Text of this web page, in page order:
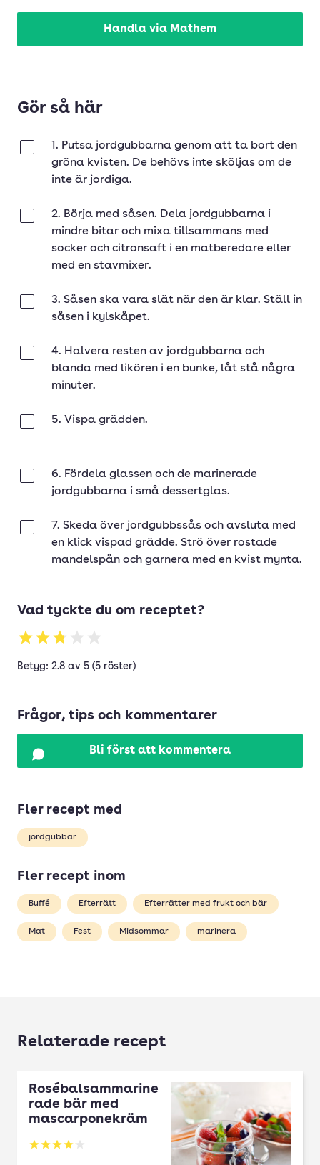
Handla via Mathem
Gör så här
1. Putsa jordgubbarna genom att ta bort den
gröna kvisten. De behövs inte sköljas om de
inte är jordiga.
2. Börja med såsen. Dela jordgubbarna i
mindre bitar och mixa tillsammans med
socker och citronsaft i en matberedare eller
med en stavmixer.
3. Såsen ska vara slät när den är klar. Ställ in
såsen i kylskåpet.
4. Halvera resten av jordgubbarna och
blanda med likören i en bunke, låt stå några
minuter.
5. Vispa grädden.
6. Fördela glassen och de marinerade
jordgubbarna i små dessertglas.
7. Skeda över jordgubbssås och avsluta med
en klick vispad grädde. Strö över rostade
mandelspån och garnera med en kvist mynta.
Vad tyckte du om receptet?
Betyg: 2.8 av 5 (5 röster)
Frågor, tips och kommentarer
Bli först att kommentera
Fler recept med
jordgubbar
Fler recept inom
Buffé Efterrätt Efterrätter med frukt och bär
Mat Fest Midsommar marinera
Relaterade recept
Rosébalsammarine
rade bär med
mascarponekräm
Betyg: 4.08 av 5